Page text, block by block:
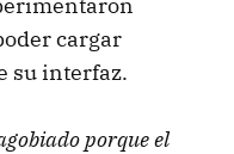
cargar
su interfaz.
porque el